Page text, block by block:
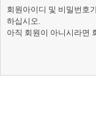
회원아이디 및 비밀번호
하십시오.
아직 회원이 아니시라면